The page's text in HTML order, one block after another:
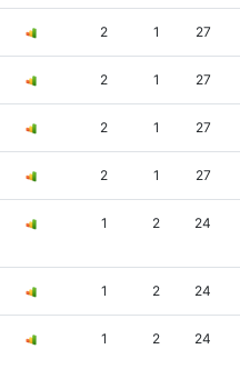
2 1 27
2 1 27
2 1 27
2 1 27
1 2 24
1 2 24
1 2 24